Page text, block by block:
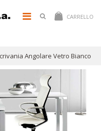
CARRELLO
Angolare Vetro Bianco